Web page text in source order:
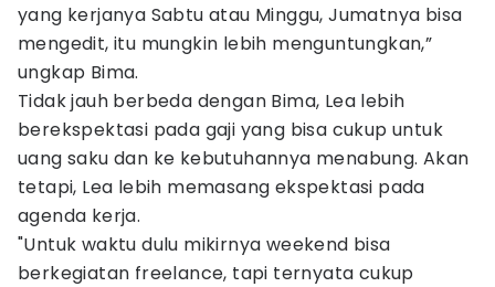
yang kerjanya Sabtu atau Minggu, Jumatnya bisa
mengedit, itu mungkin lebih menguntungkan,”
ungkap Bima.
Tidak jauh berbeda dengan Bima, Lea lebih
berekspektasi pada gaji yang bisa cukup untuk
uang saku dan ke kebutuhannya menabung. Akan
tetapi, Lea lebih memasang ekspektasi pada
agenda kerja.
"Untuk waktu dulu mikirnya weekend bisa
berkegiatan freelance, tapi ternyata cukup